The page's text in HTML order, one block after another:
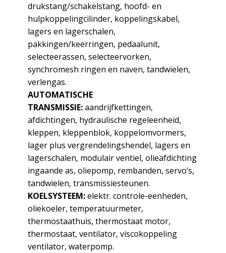
drukstang/schakelstang, hoofd- en
hulpkoppelingcilinder, koppelingskabel,
lagers en lagerschalen,
pakkingen/keerringen, pedaalunit,
selecteerassen, selecteervorken,
synchromesh ringen en naven, tandwielen,
verlengas.
AUTOMATISCHE
TRANSMISSIE:aandrijfkettingen,
afdichtingen, hydraulische regeleenheid,
kleppen, kleppenblok, koppelomvormers,
lager plus vergrendelingshendel, lagers en
lagerschalen, modulair ventiel, olieafdichting
ingaande as, oliepomp, rembanden, servo’s,
tandwielen, transmissiesteunen.
KOELSYSTEEM:elektr. controle-eenheden,
oliekoeler, temperatuurmeter,
thermostaathuis, thermostaat motor,
thermostaat, ventilator, viscokoppeling
ventilator, waterpomp.